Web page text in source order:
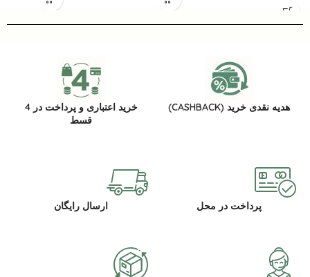
هدیه نقدی خرید (CASHBACK)
خرید اعتباری و پرداخت در 4
قسط
پرداخت در محل ارسال رایگان